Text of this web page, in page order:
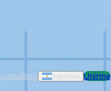
Blog Argentina Unirme